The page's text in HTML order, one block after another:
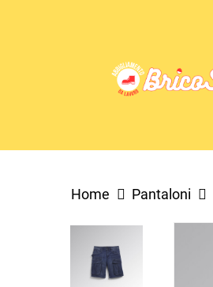
Home Pantaloni